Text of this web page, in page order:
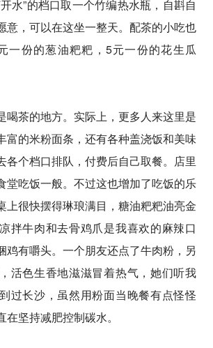
水”的档口取一个竹编热水瓶，自斟自
意，可以在这坐一整天。配茶的小吃也
一份的葱油粑粑，5元一份的花生瓜
茶的地方。实际上，更多人来这里是
富的米粉面条，还有各种盖浇饭和美味
各个档口排队，付费后自己取餐。店里
堂吃饭一般。不过这也增加了吃饭的乐
上很快摆得琳琅满目，糖油粑粑油亮金
拌牛肉和去骨鸡爪是我喜欢的麻辣口
鸡有嚼头。一个朋友还点了牛肉粉，另
活色生香地滋滋冒着热气，她们听我
过长沙，虽然用粉面当晚餐有点怪怪
坚持减肥控制碳水。